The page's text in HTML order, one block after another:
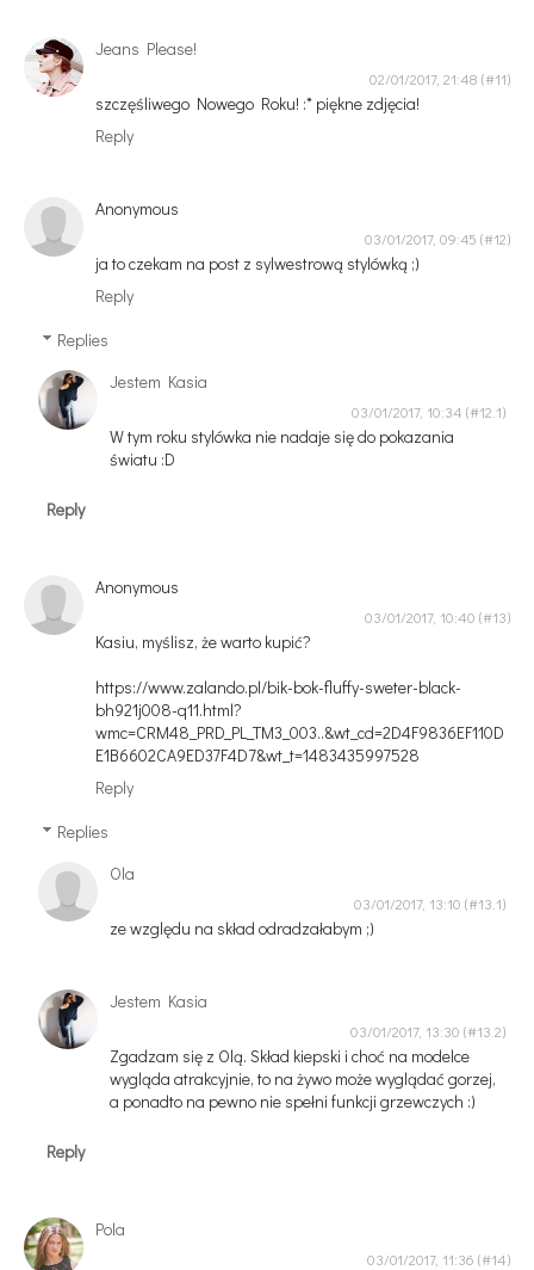
Jeans Please!
02/01/2017, 21:48
szczęśliwego Nowego Roku! :* piękne zdjęcia!
Reply
Anonymous
03/01/2017, 09:45
ja to czekam na post z sylwestrową stylówką ;)
Reply
Replies
Jestem Kasia
03/01/2017, 10:34
W tym roku stylówka nie nadaje się do pokazania
światu :D
Reply
Anonymous
03/01/2017, 10:40
Kasiu, myślisz, że warto kupić?
https://www.zalando.pl/bik-bok-fluffy-sweter-black-
bh921j008-q11.html?
wmc=CRM48_PRD_PL_TM3_003..&wt_cd=2D4F9836EF110D
E1B6602CA9ED37F4D7&wt_t=1483435997528
Reply
Replies
Ola
03/01/2017, 13:10
ze względu na skład odradzałabym ;)
Jestem Kasia
03/01/2017, 13:30
Zgadzam się z Olą. Skład kiepski i choć na modelce
wygląda atrakcyjnie, to na żywo może wyglądać gorzej,
a ponadto na pewno nie spełni funkcji grzewczych :)
Reply
Pola
03/01/2017, 11:36